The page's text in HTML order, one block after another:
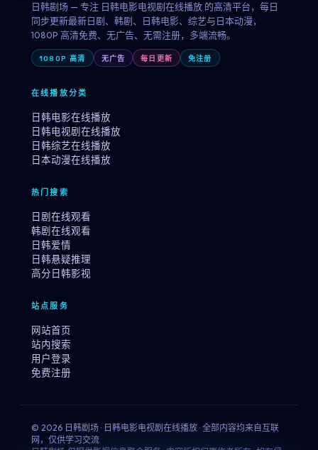
日韩剧场 — 专注 日韩电影电视剧在线播放 的高清平台，每日
同步更新最新日剧、韩剧、日韩电影、综艺与日本动漫，
1080P 高清免费、无广告、无需注册，多端流畅。
1080P 高清 无广告 每日更新 免注册
在线播放分类
日韩电影在线播放
日韩电视剧在线播放
日韩综艺在线播放
日本动漫在线播放
热门搜索
日剧在线观看
韩剧在线观看
日韩爱情
日韩悬疑推理
高分日韩影视
站点服务
网站首页
站内搜索
用户登录
免费注册
© 2026 日韩剧场 · 日韩电影电视剧在线播放 · 全部内容均来自互联
网，仅供学习交流